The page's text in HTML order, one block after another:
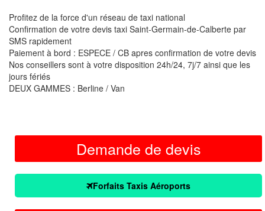
Profitez de la force d'un réseau de taxi national
Confirmation de votre devis taxi Saint-Germain-de-Calberte par
SMS rapidement
Paiement à bord : ESPECE / CB apres confirmation de votre devis
Nos conseillers sont à votre disposition 24h/24, 7j/7 ainsi que les
jours fériés
DEUX GAMMES : Berline / Van
Demande de devis
Forfaits Taxis Aéroports